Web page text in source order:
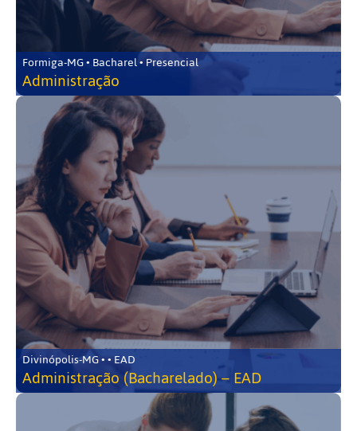
Formiga-MG • Bacharel • Presencial
Administração
Divinópolis-MG • • EAD
Administração (Bacharelado) – EAD